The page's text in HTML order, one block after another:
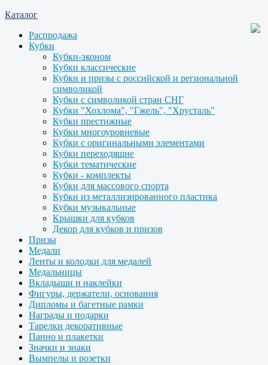
Каталог
Распродажа
Кубки
Кубки-эконом
Кубки классические
Кубки и призы с российской и региональной
символикой
Кубки с символикой стран СНГ
Кубки "Хохлома", "Гжель", "Хрусталь"
Кубки престижные
Кубки многоуровневые
Кубки с оригинальными элементами
Кубки переходящие
Кубки тематические
Кубки - комплекты
Кубки для массового спорта
Кубки из металлизированного пластика
Кубки музыкальные
Крышки для кубков
Декор для кубков и призов
Призы
Медали
Ленты и колодки для медалей
Медальницы
Вкладыши и наклейки
Фигуры, держатели, основания
Дипломы и багетные рамки
Награды и подарки
Тарелки декоративные
Панно и плакетки
Значки и знаки
Вымпелы и розетки